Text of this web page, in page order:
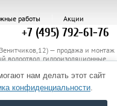
работы
Акции
+7 (495) 792-61-76
— продажа и монтаж
водоотвод, гидроизоляционные
трубопроводов.
нам делать этот сайт
конфиденциальности.